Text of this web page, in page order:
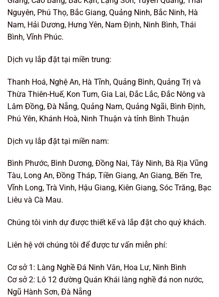
Nguyên, Phú Thọ, Bắc Giang, Quảng Ninh, Bắc Ninh, Hà
Nam, Hải Dương, Hưng Yên, Nam Định, Ninh Bình, Thái
Bình, Vĩnh Phúc.
Dịch vụ lắp đặt tại miền trung:
Thanh Hoá, Nghệ An, Hà Tĩnh, Quảng Bình, Quảng Trị và
Thừa Thiên-Huế, Kon Tum, Gia Lai, Đắc Lắc, Đắc Nông và
Lâm Đồng, Đà Nẵng, Quảng Nam, Quảng Ngãi, Bình Định,
Phú Yên, Khánh Hoà, Ninh Thuận và tỉnh Bình Thuận
Dịch vụ lắp đặt tại miền nam:
Bình Phước, Bình Dương, Đồng Nai, Tây Ninh, Bà Rịa Vũng
Tàu, Long An, Đồng Tháp, Tiền Giang, An Giang, Bến Tre,
Vĩnh Long, Trà Vinh, Hậu Giang, Kiên Giang, Sóc Trăng, Bạc
Liêu và Cà Mau.
Chúng tôi vinh dự được thiết kế và lắp đặt cho quý khách.
Liên hệ với chúng tôi để được tư vấn miễn phí:
Cơ sở 1: Làng Nghề Đá Ninh Vân, Hoa Lư, Ninh Bình
Cơ sở 2: Lô 12 đường Quán Khái làng nghề đá non nước,
Ngũ Hành Sơn, Đà Nẵng